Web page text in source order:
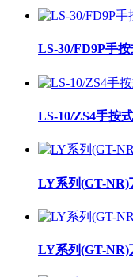
LS-30/FD9P手
LS-10/ZS4手按
LY系列(GT-NR)
LY系列(GT-NR)